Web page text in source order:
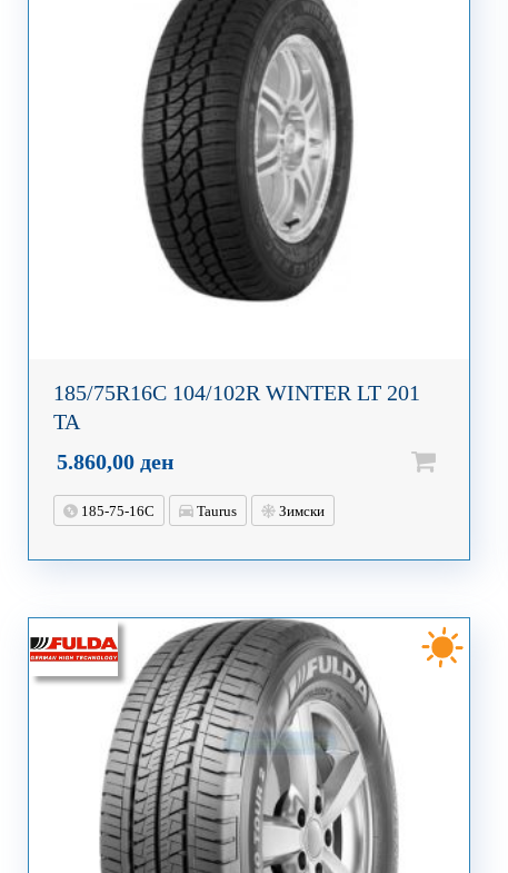
185/75R16C 104/102R WINTER LT 201
TA
5.860,00 ден
185-75-16C Taurus Зимски